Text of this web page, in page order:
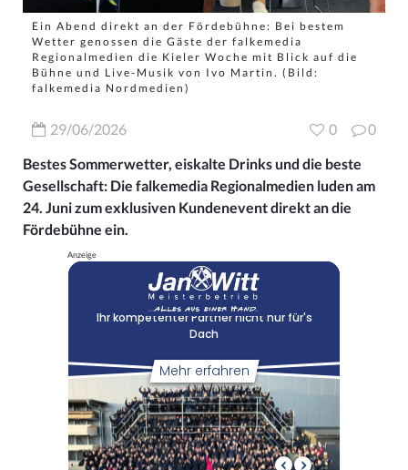
Ein Abend direkt an der Fördebühne: Bei bestem
Wetter genossen die Gäste der falkemedia
Regionalmedien die Kieler Woche mit Blick auf die
Bühne und Live-Musik von Ivo Martin. (Bild:
falkemedia Nordmedien)
29/06/2026 0
0
Bestes Sommerwetter, eiskalte Drinks und die beste
Gesellschaft: Die falkemedia Regionalmedien luden am
24. Juni zum exklusiven Kundenevent direkt an die
Fördebühne ein.
Anzeige